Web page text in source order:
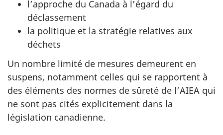
l’approche du Canada à l’égard du
déclassement
la politique et la stratégie relatives aux
déchets
Un nombre limité de mesures demeurent en
suspens, notamment celles qui se rapportent à
des éléments des normes de sûreté de l’AIEA qui
ne sont pas cités explicitement dans la
législation canadienne.